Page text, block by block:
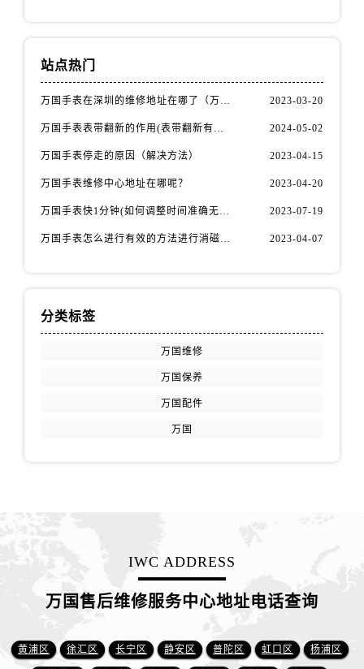
站点热门
万国手表在深圳的维修地址在哪了（万国手表如何更换表带） 2023-03-20
万国手表表带翻新的作用(表带翻新有什么用) 2024-05-02
万国手表停走的原因（解决方法） 2023-04-15
万国手表维修中心地址在哪呢？ 2023-04-20
万国手表快1分钟(如何调整时间准确无误) 2023-07-19
万国手表怎么进行有效的方法进行消磁呢(机械手表消磁) 2023-04-07
分类标签
万国维修
万国保养
万国配件
万国
IWC ADDRESS
万国售后维修服务中心地址电话查询
黄浦区 徐汇区 长宁区 静安区 普陀区 虹口区 杨浦区